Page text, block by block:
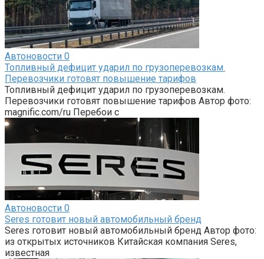
Автоновости 0
Топливный дефицит ударил по грузоперевозкам.
Перевозчики готовят повышение тарифов
Топливный дефицит ударил по грузоперевозкам.
Перевозчики готовят повышение тарифов Автор фото:
magnific.com/ru Перебои с
Автоновости 0
Seres готовит новый автомобильный бренд
Seres готовит новый автомобильный бренд Автор фото:
из открытых источников Китайская компания Seres,
известная